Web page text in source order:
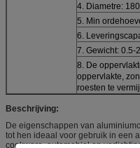
4. Diametre:
5. Min
6.
7. Gewicht: 0.5-
8. De
oppervlakte,
roesten te
Beschrijving:
De eigenschappen van
tot hen ideaal voor gebruik in een
cookware, automobiel en